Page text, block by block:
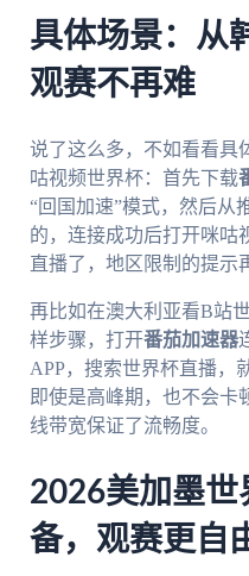
具体场景：从
观赛不再难
说了这么多，不如看看具
咕视频世界杯：首先下载
“回国加速”模式，然后从
的，连接成功后打开咪咕
直播了，地区限制的提示
再比如在澳大利亚看B站
样步骤，打开番茄加速器
APP，搜索世界杯直播，
即使是高峰期，也不会卡
线带宽保证了流畅度。
2026美加墨世
备，观赛更自